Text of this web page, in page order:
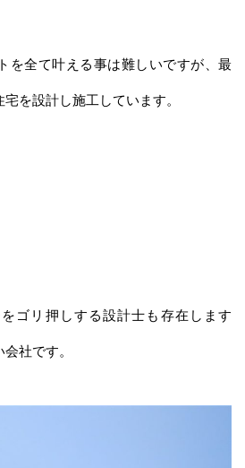
を全て叶える事は難しいですが、最
を設計し施工しています。
ゴリ押しする設計士も存在します
社です。